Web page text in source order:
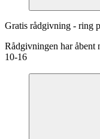
Gratis rådgivning - ring
Rådgivningen har åbent
10-16